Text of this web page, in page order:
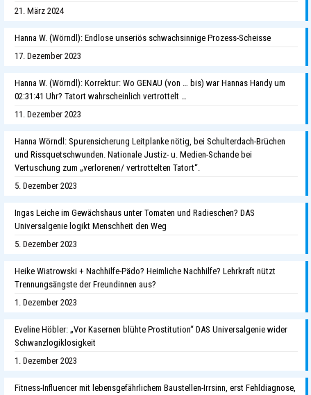
21. März 2024
Hanna W. (Wörndl): Endlose unseriös schwachsinnige Prozess-Scheisse
17. Dezember 2023
Hanna W. (Wörndl): Korrektur: Wo GENAU (von … bis) war Hannas Handy um
02:31:41 Uhr? Tatort wahrscheinlich vertrottelt …
11. Dezember 2023
Hanna Wörndl: Spurensicherung Leitplanke nötig, bei Schulterdach-Brüchen
und Rissquetschwunden. Nationale Justiz- u. Medien-Schande bei
Vertuschung zum „verlorenen/ vertrottelten Tatort“.
5. Dezember 2023
Ingas Leiche im Gewächshaus unter Tomaten und Radieschen? DAS
Universalgenie logikt Menschheit den Weg
5. Dezember 2023
Heike Wiatrowski + Nachhilfe-Pädo? Heimliche Nachhilfe? Lehrkraft nützt
Trennungsängste der Freundinnen aus?
1. Dezember 2023
Eveline Höbler: „Vor Kasernen blühte Prostitution“ DAS Universalgenie wider
Schwanzlogiklosigkeit
1. Dezember 2023
Fitness-Influencer mit lebensgefährlichem Baustellen-Irrsinn, erst Fehldiagnose,